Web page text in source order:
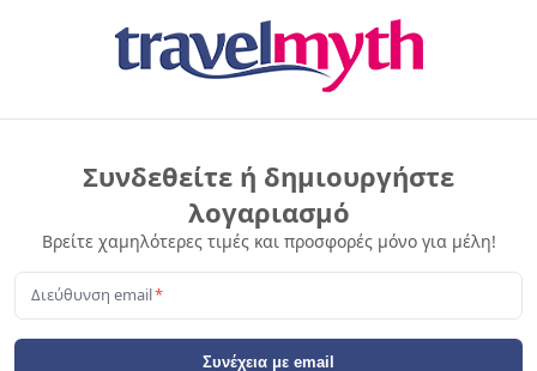
Συνδεθείτε ή δημιουργήστε
λογαριασμό
Βρείτε χαμηλότερες τιμές και προσφορές μόνο για μέλη!
Διεύθυνση email*
Συνέχεια με email